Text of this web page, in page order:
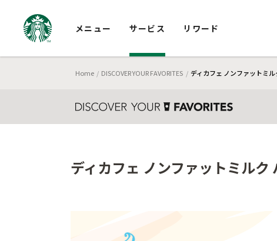
メニュー サービス リワード
Home DISCOVER YOUR FAVORITES ディカフェ ノンファットミ
ディカフェ ノンファットミル